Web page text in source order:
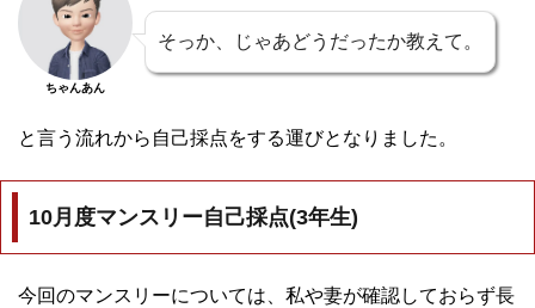
ちゃんあん
そっか、じゃあどうだったか教えて。
と言う流れから自己採点をする運びとなりました。
10月度マンスリー自己採点(3年生)
今回のマンスリーについては、私や妻が確認しておらず長